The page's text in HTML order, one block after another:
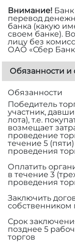
Внимание!
перевод
банка (какую
своем банке).
лицу без
ОАО «Сбер
Обязанности и
Обязанности
Победитель
участник,
лота), т.е.
возмещает
проведение
течение 5
проведения
Оплатить
в течение 3
проведения
Заключить
собственником
Срок
позднее 5
торгов